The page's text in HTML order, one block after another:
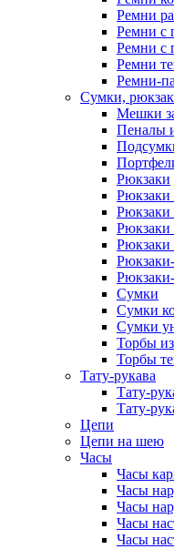
Ремни
Ремни с
Ремни с
Ремни
Ремни-
Сумки,
Мешки
Пеналы
Рюкзаки
Рюкзаки
Рюкзаки
Рюкзаки
Рюкзаки
Сумки
Сумки
Сумки
Торбы
Торбы
Тату-рукава
Тату-
Тату-
Цепи
Цепи на шею
Часы
Часы
Часы
Часы
Часы
Часы